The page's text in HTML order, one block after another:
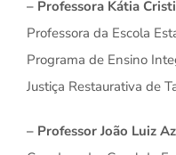
– Professora Kátia
Professora da Escola
Programa de Ensino
Justiça Restaurativa de
– Professor João Luiz